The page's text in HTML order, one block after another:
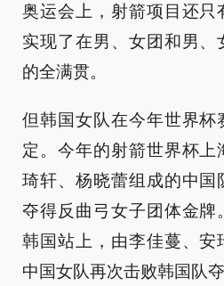
奥运会上，射箭项目还只
实现了在男、女团和男、
的全满贯。
但韩国女队在今年世界杯
定。今年的射箭世界杯上
琦轩、杨晓蕾组成的中国
夺得反曲弓女子团体金牌
韩国站上，由李佳蔓、安
中国女队再次击败韩国队夺